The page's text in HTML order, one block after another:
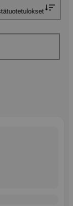
tuotetulokset